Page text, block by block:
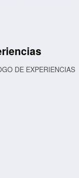
DE EXPERIENCIAS